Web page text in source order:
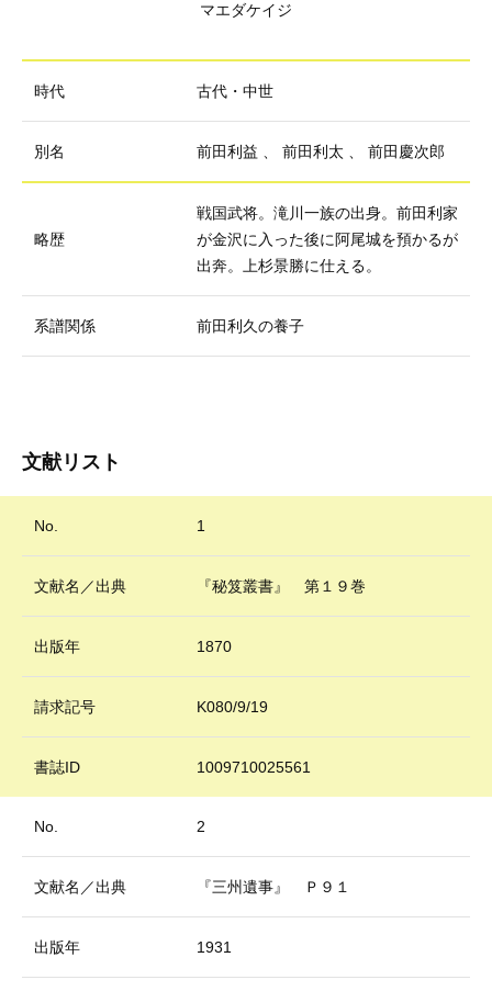
マエダケイジ
時代 古代・中世
別名 前田利益 前田利太 前田慶次郎
略歴
戦国武将。滝川一族の出身。前田利家
が金沢に入った後に阿尾城を預かるが
出奔。上杉景勝に仕える。
系譜関係 前田利久の養子
文献リスト
No. 1
文献名／出典 『秘笈叢書』 第１９巻
出版年 1870
請求記号 K080/9/19
書誌ID 1009710025561
No. 2
文献名／出典 『三州遺事』 Ｐ９１
出版年 1931